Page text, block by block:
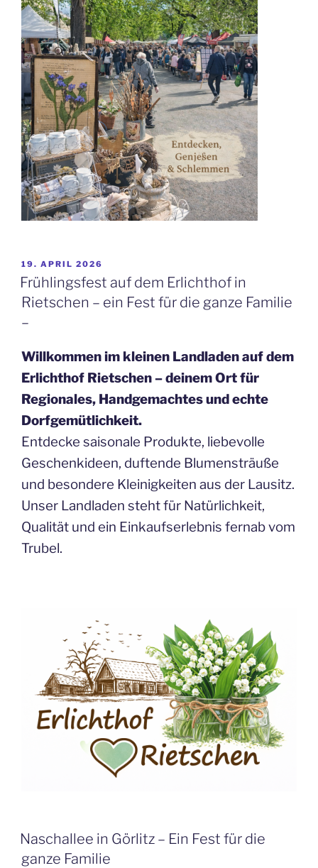
VERÖFFENTLICHT
AM
19. APRIL 2026
Frühlingsfest auf dem Erlichthof in
Rietschen – ein Fest für die ganze Familie
–
Willkommen im kleinen Landladen auf dem
Erlichthof Rietschen – deinem Ort für
Regionales, Handgemachtes und echte
Dorfgemütlichkeit.
Entdecke saisonale Produkte, liebevolle
Geschenkideen, duftende Blumensträuße
und besondere Kleinigkeiten aus der Lausitz.
Unser Landladen steht für Natürlichkeit,
Qualität und ein Einkaufserlebnis fernab vom
Trubel.
Naschallee in Görlitz – Ein Fest für die
ganze Familie